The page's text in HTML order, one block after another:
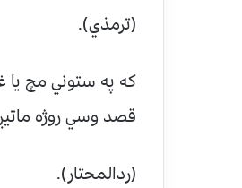
(ترمذي).
که په ستوني مچ يا
قصد وسي روژه
(ردالمحتار).